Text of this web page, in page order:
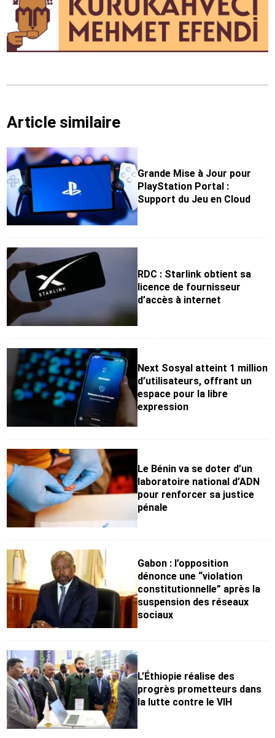
Article similaire
Grande Mise à Jour pour
PlayStation Portal :
Support du Jeu en Cloud
RDC : Starlink obtient sa
licence de fournisseur
d’accès à internet
Next Sosyal atteint 1 million
d’utilisateurs, offrant un
espace pour la libre
expression
Le Bénin va se doter d’un
laboratoire national d’ADN
pour renforcer sa justice
pénale
Gabon : l’opposition
dénonce une “violation
constitutionnelle” après la
suspension des réseaux
sociaux
L’Éthiopie réalise des
progrès prometteurs dans
la lutte contre le VIH